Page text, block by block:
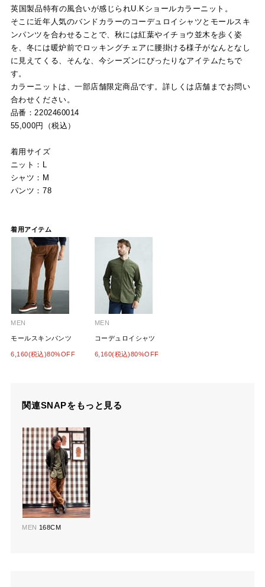
英国製品特有の風合いが感じられU.Kショールカラーニット。
そこに近年人気のバンドカラーのコーデュロイシャツとモールスキ
ンパンツを合わせることで、秋には紅葉やイチョウ並木を歩く姿
を、冬には暖炉前でロッキングチェアに腰掛ける様子がなんとなし
に見えてくる、そんな、今シーズンにぴったりなアイテムたちで
す。
カラーニットは、一部店舗限定商品です。詳しくは店舗までお問い
合わせください。
品番：2202460014
55,000円（税込）
着用サイズ
ニット：L
シャツ：M
パンツ：78
着用アイテム
MEN
モールスキンパンツ
6,160(税込)80%OFF
MEN
コーデュロイシャツ
6,160(税込)80%OFF
関連SNAPをもっと見る
MEN 168CM